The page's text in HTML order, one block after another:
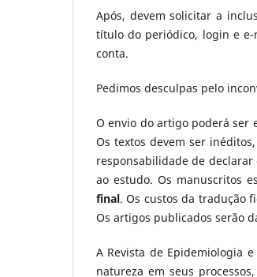
Após, devem solicitar a
título do periódico, login e
conta.
Pedimos desculpas pelo
O envio do artigo poderá ser
Os textos devem ser
responsabilidade de
ao estudo. Os manuscritos
final. Os custos da tradução
Os artigos publicados serão
A Revista de Epidemiologia
natureza em seus